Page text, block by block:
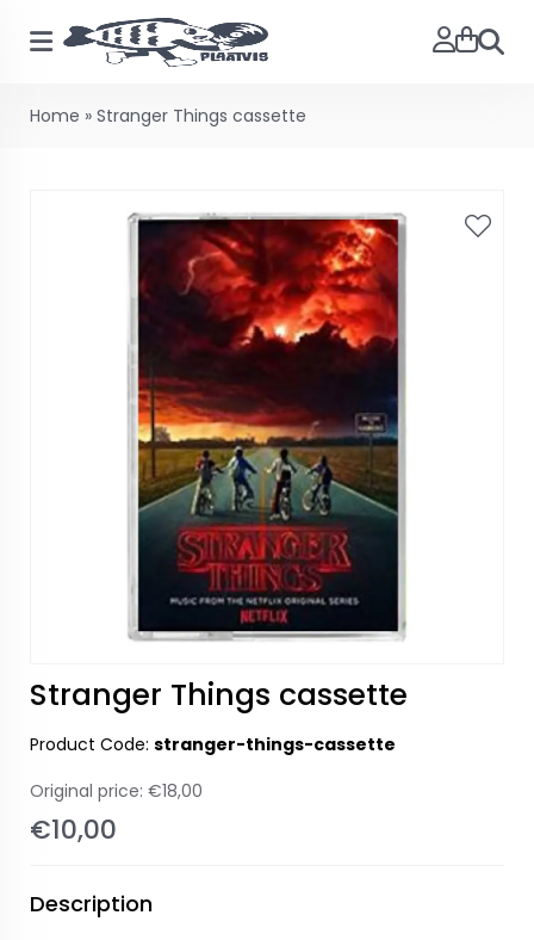
Search
Home » Stranger Things cassette
Stranger Things cassette
Product Code: stranger-things-cassette
Original price: €18,00
€10,00
Description